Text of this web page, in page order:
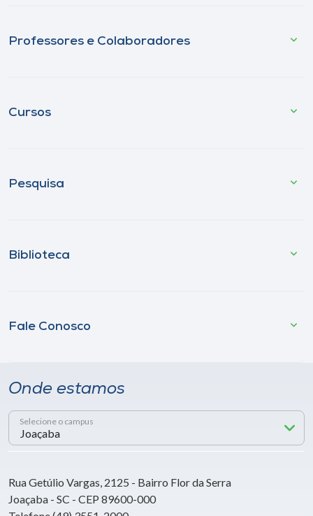
Professores e Colaboradores
Cursos
Pesquisa
Biblioteca
Fale Conosco
Onde estamos
Selecione o campus
Rua Getúlio Vargas, 2125 - Bairro Flor da Serra
Joaçaba - SC - CEP 89600-000